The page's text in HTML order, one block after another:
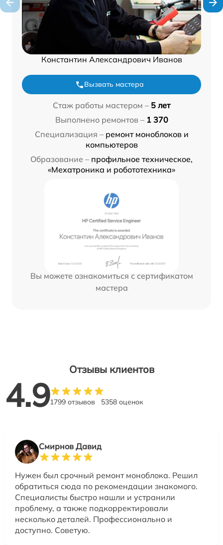
Константин Александрович Иванов
Вызвать мастера
Стаж работы мастером – 5 лет
Выполнено ремонтов – 1 370
Специализация – ремонт моноблоков и
компьютеров
Образование – профильное техническое,
«Мехатроника и робототехника»
Вы можете ознакомиться с сертификатом
мастера
Отзывы клиентов
4.91799 отзывов 5358 оценок
Смирнов Давид
Нужен был срочный ремонт моноблока. Решил
обратиться сюда по рекомендации знакомого.
Специалисты быстро нашли и устранили
проблему, а также подкорректировали
несколько деталей. Профессионально и
доступно. Советую.